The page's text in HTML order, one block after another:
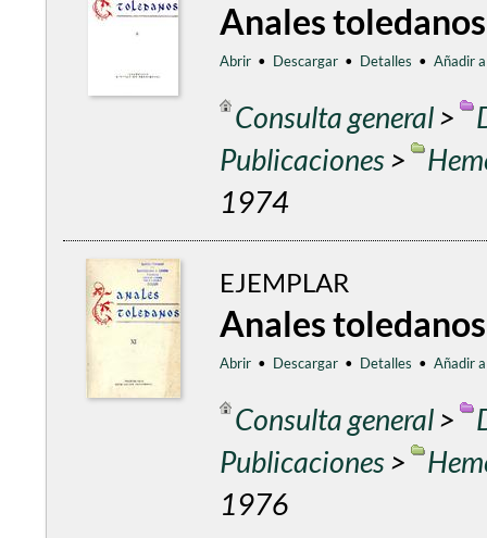
Anales toledanos
Abrir • Descargar • Detalles • Añadir
Consulta general>
Publicaciones>
1974
EJEMPLAR
Anales toledanos
Abrir • Descargar • Detalles • Añadir
Consulta general>
Publicaciones>
1976